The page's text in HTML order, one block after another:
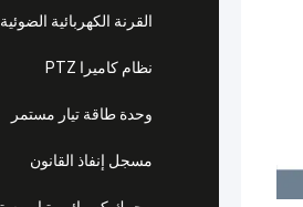
القرنة الكهربائية الضوئية
نظام كاميرا PTZ
وحدة طاقة تيار مستمر
مسجل إنفاذ القانون